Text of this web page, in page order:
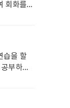
회화를
한 내
끔 유도
복습하
습을 할
부하는
벨 이상